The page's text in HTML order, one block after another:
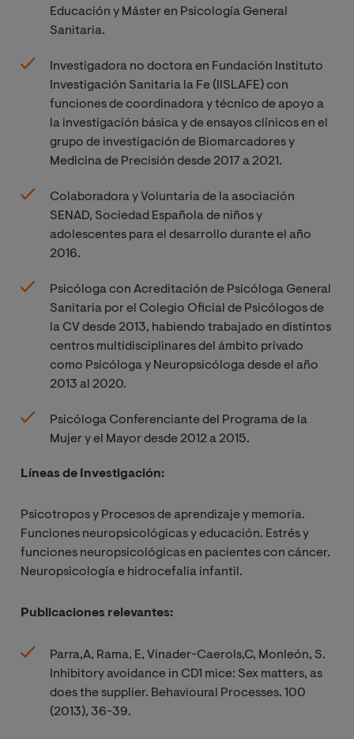
Educación y Máster en Psicología General
Sanitaria.
Investigadora no doctora en Fundación Instituto
Investigación Sanitaria la Fe (IISLAFE) con
funciones de coordinadora y técnico de apoyo a
la investigación básica y de ensayos clínicos en el
grupo de investigación de Biomarcadores y
Medicina de Precisión desde 2017 a 2021.
Colaboradora y Voluntaria de la asociación
SENAD, Sociedad Española de niños y
adolescentes para el desarrollo durante el año
2016.
Psicóloga con Acreditación de Psicóloga General
Sanitaria por el Colegio Oficial de Psicólogos de
la CV desde 2013, habiendo trabajado en distintos
centros multidisciplinares del ámbito privado
como Psicóloga y Neuropsicóloga desde el año
2013 al 2020.
Psicóloga Conferenciante del Programa de la
Mujer y el Mayor desde 2012 a 2015.
Líneas de Investigación:
Psicotropos y Procesos de aprendizaje y memoria.
Funciones neuropsicológicas y educación. Estrés y
funciones neuropsicológicas en pacientes con cáncer.
Neuropsicología e hidrocefalia infantil.
Publicaciones relevantes:
Parra,A, Rama, E, Vinader-Caerols,C, Monleón, S.
Inhibitory avoidance in CD1 mice: Sex matters, as
does the supplier. Behavioural Processes. 100
(2013), 36-39.